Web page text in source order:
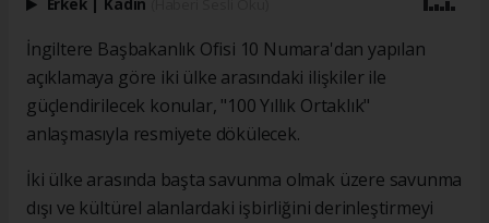
Erkek | Kadın
İngiltere Başbakanlık Ofisi 10 Numara'dan yapılan
açıklamaya göre iki ülke arasındaki ilişkiler ile
güçlendirilecek konular, "100 Yıllık Ortaklık"
anlaşmasıyla resmiyete dökülecek.
İki ülke arasında başta savunma olmak üzere savunma
dışı ve kültürel alanlardaki işbirliğini derinleştirmeyi